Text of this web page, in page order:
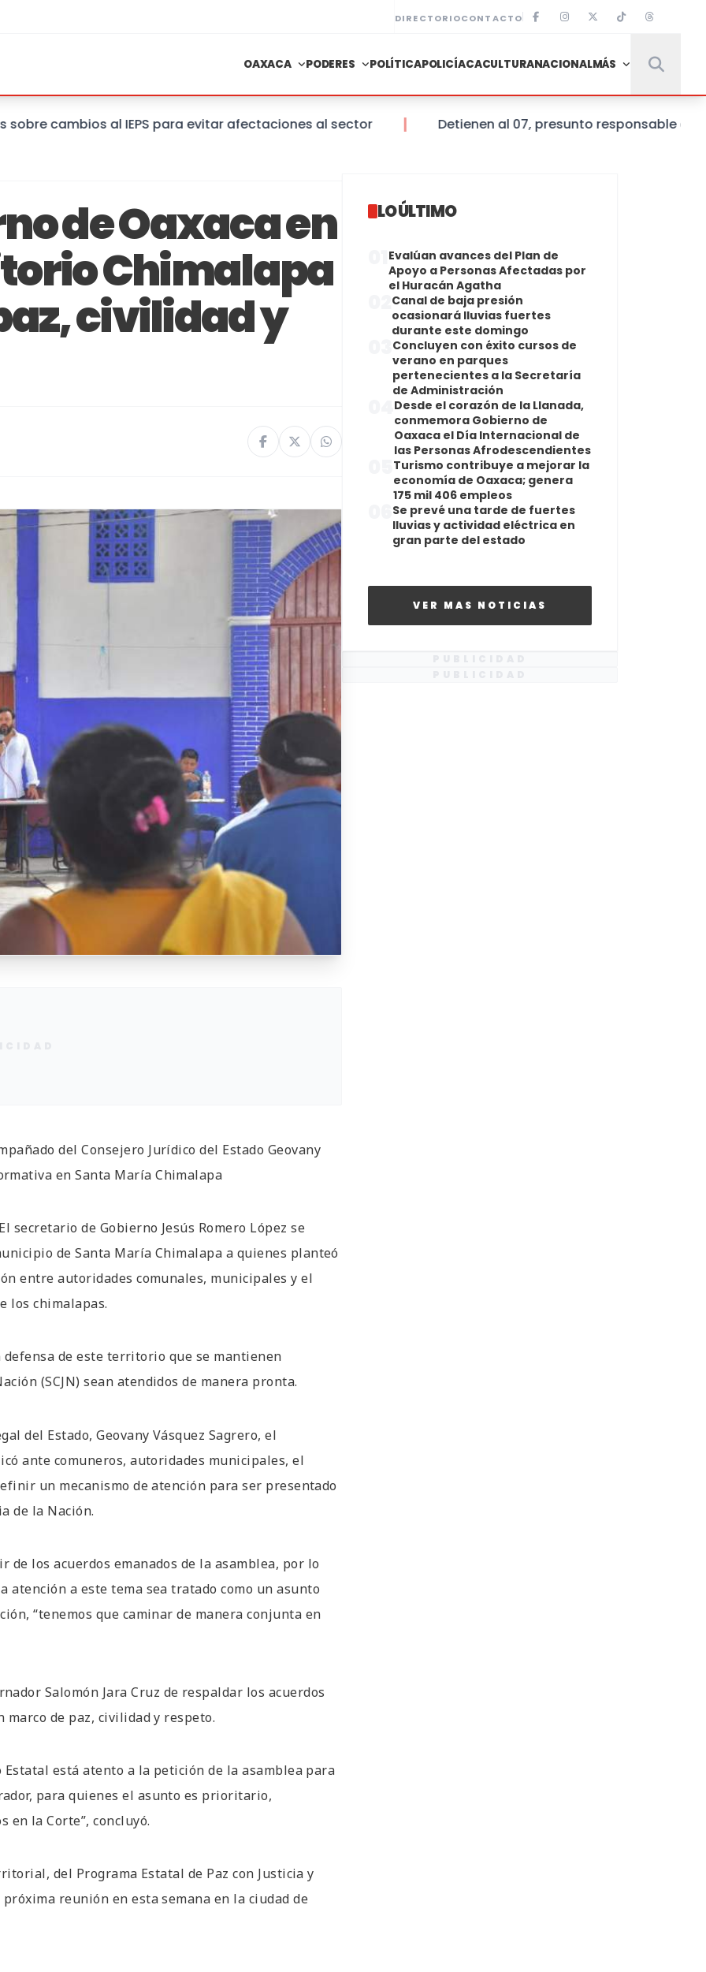
DIRECTORIOCONTACTO
OAXACA PODERES POLÍTICAPOLICÍACACULTURANACIONALMÁS
cambios al IEPS para evitar afectaciones al sector Detienen al 07, presunto responsable de la
de Oaxaca en
Chimalapa
civilidad y
del Consejero Jurídico del Estado Geovany
en Santa María Chimalapa
secretario de Gobierno Jesús Romero López se
de Santa María Chimalapa a quienes planteó
entre autoridades comunales, municipales y el
los chimalapas.
de este territorio que se mantienen
(SCJN) sean atendidos de manera pronta.
del Estado, Geovany Vásquez Sagrero, el
ante comuneros, autoridades municipales, el
un mecanismo de atención para ser presentado
de la Nación.
los acuerdos emanados de la asamblea, por lo
a este tema sea tratado como un asunto
“tenemos que caminar de manera conjunta en
Salomón Jara Cruz de respaldar los acuerdos
de paz, civilidad y respeto.
está atento a la petición de la asamblea para
para quienes el asunto es prioritario,
en la Corte”, concluyó.
del Programa Estatal de Paz con Justicia y
reunión en esta semana en la ciudad de
LO ÚLTIMO
Evalúan avances del Plan de
Apoyo a Personas Afectadas por
el Huracán Agatha
Canal de baja presión
ocasionará lluvias fuertes
durante este domingo
Concluyen con éxito cursos de
verano en parques
pertenecientes a la Secretaría
de Administración
Desde el corazón de la Llanada,
conmemora Gobierno de
Oaxaca el Día Internacional de
las Personas Afrodescendientes
Turismo contribuye a mejorar la
economía de Oaxaca; genera
175 mil 406 empleos
Se prevé una tarde de fuertes
lluvias y actividad eléctrica en
gran parte del estado
VER MAS NOTICIAS